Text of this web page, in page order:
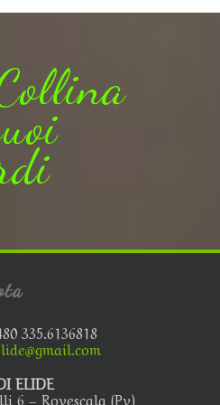
335.6136818
ELIDE
6 – Rovescala (Pv)